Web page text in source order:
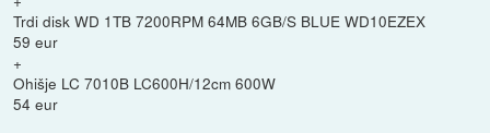
Trdi disk WD 1TB 7200RPM 64MB 6GB/S BLUE WD10EZEX
59 eur
+
Ohišje LC 7010B LC600H/12cm 600W
54 eur